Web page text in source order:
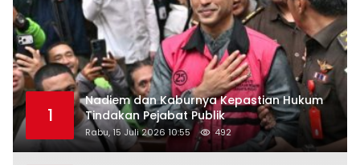
1
Nadiem dan Kaburnya Kepastian Hukum
Tindakan Pejabat Publik
Rabu, 15 Juli 2026 10:55 492